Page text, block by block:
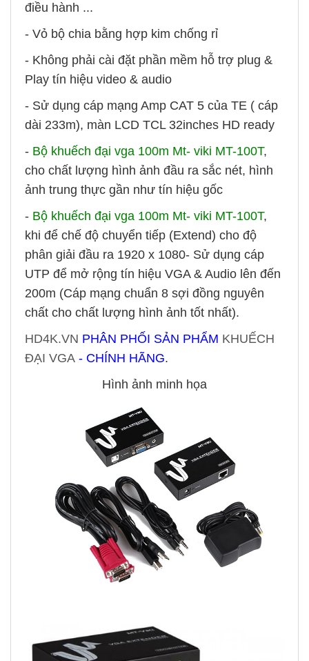
điều hành ...
- Vỏ bộ chia bằng hợp kim chống rỉ
- Không phải cài đặt phần mềm hỗ trợ plug &
Play tín hiệu video & audio
- Sử dụng cáp mạng Amp CAT 5 của TE ( cáp
dài 233m), màn LCD TCL 32inches HD ready
- Bộ khuếch đại vga 100m Mt- viki MT-100T,
cho chất lượng hình ảnh đầu ra sắc nét, hình
ảnh trung thực gần như tín hiệu gốc
- Bộ khuếch đại vga 100m Mt- viki MT-100T,
khi để chế độ chuyển tiếp (Extend) cho độ
phân giải đầu ra 1920 x 1080- Sử dụng cáp
UTP để mở rộng tín hiệu VGA & Audio lên đến
200m (Cáp mạng chuẩn 8 sợi đồng nguyên
chất cho chất lượng hình ảnh tốt nhất).
HD4K.VN PHÂN PHỐI SẢN PHẨM KHUẾCH
ĐẠI VGA - CHÍNH HÃNG.
Hình ảnh minh họa